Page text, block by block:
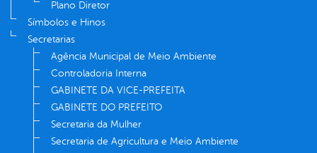
Plano Diretor
Símbolos e Hinos
Secretarias
Agência Municipal de Meio Ambiente
Controladoria Interna
GABINETE DA VICE-PREFEITA
GABINETE DO PREFEITO
Secretaria da Mulher
Secretaria de Agricultura e Meio Ambiente